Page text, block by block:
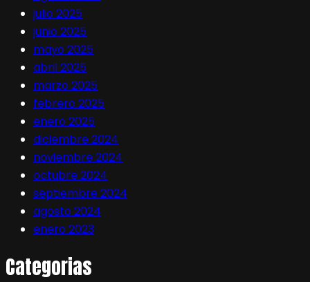
julio 2025
junio 2025
mayo 2025
abril 2025
marzo 2025
febrero 2025
enero 2025
diciembre 2024
noviembre 2024
octubre 2024
septiembre 2024
agosto 2024
enero 2023
Categorias